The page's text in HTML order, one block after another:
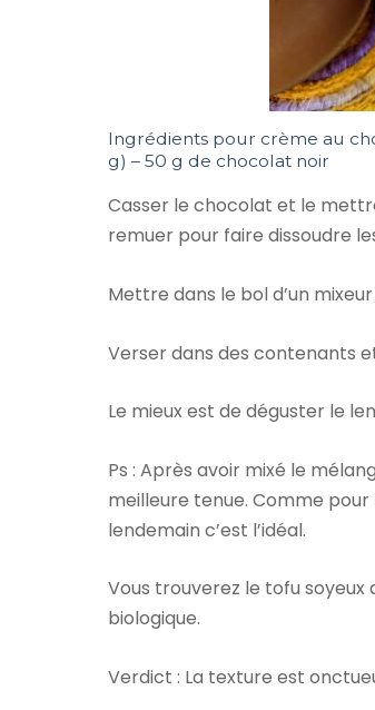
Ingrédients pour crème au
g) – 50 g de chocolat noir
Casser le chocolat et le
remuer pour faire dissoudre
Mettre dans le bol d’un
Verser dans des contenants
Le mieux est de déguster le
Ps : Après avoir mixé le
meilleure tenue. Comme
lendemain c’est l’idéal.
Vous trouverez le tofu
biologique.
Verdict : La texture est